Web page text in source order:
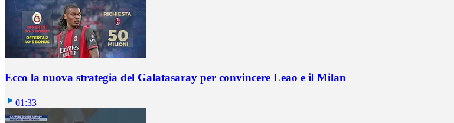
Ecco la nuova strategia del Galatasaray per convincere Leao e il Milan
01:33